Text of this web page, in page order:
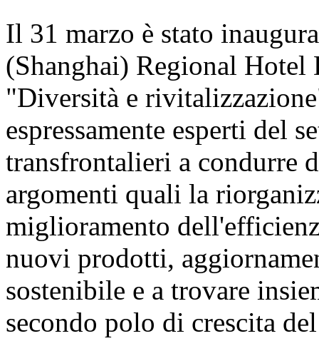
Il 31 marzo è stato
(Shanghai) Regional Hotel
"Diversità e
espressamente esperti del
transfrontalieri a condurre
argomenti quali la
miglioramento
nuovi prodotti,
sostenibile e a trovare
secondo polo di crescita